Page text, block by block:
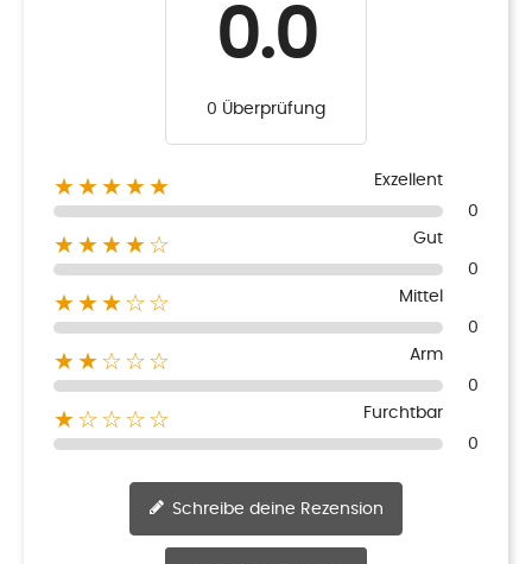
0.0
0 Überprüfung
★★★★★
Exzellent
0
★★★★☆
Gut
0
★★★☆☆
Mittel
0
★★☆☆☆
Arm
0
★☆☆☆☆
Furchtbar
0
Schreibe deine Rezension